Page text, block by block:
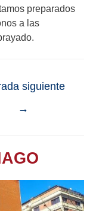
preparados
a las
siguiente
→